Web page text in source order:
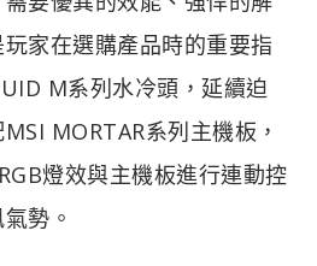
家在選購產品時的重要指
M系列水冷頭，延續迫
MORTAR系列主機板，
燈效與主機板進行連動控
勢。